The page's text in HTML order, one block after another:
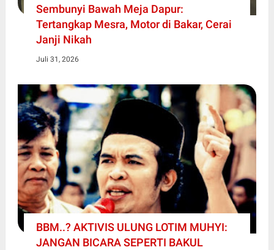
Sembunyi Bawah Meja Dapur:
Tertangkap Mesra, Motor di Bakar, Cerai
Janji Nikah
Juli 31, 2026
BBM..? AKTIVIS ULUNG LOTIM MUHYI:
JANGAN BICARA SEPERTI BAKUL